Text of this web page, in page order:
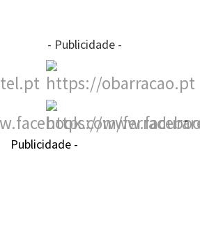
- Publicidade -
-
Publicidade -